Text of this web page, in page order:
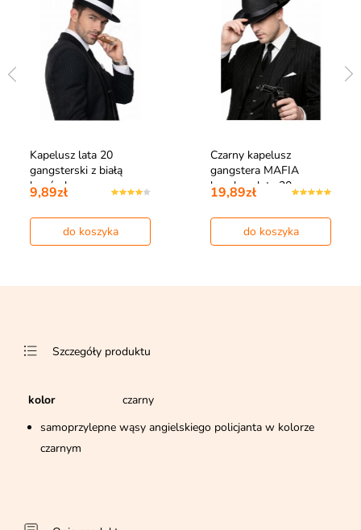
Kapelusz lata 20
gangsterski z białą
lamówką
9,89zł
do koszyka
Czarny kapelusz
gangstera MAFIA
kapelusz lata 20
19,89zł
do koszyka
Szczegóły produktu
kolor
czarny
samoprzylepne wąsy angielskiego policjanta w kolorze
czarnym